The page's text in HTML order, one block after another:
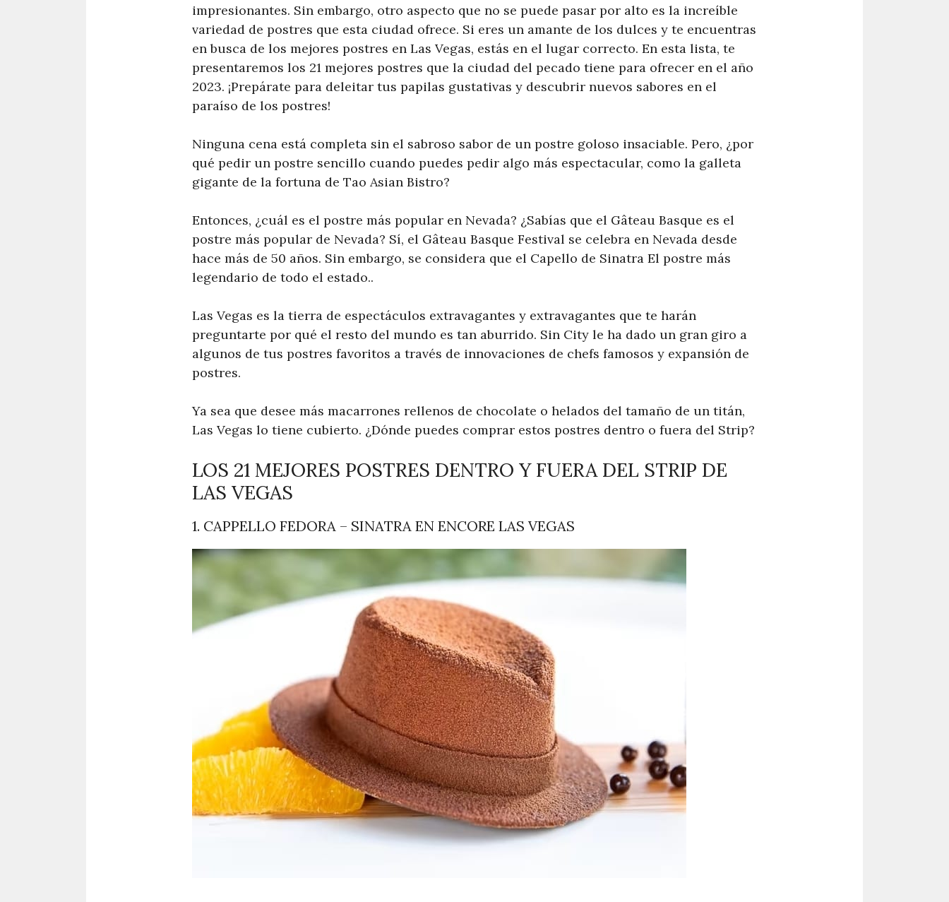
impresionantes. Sin embargo, otro aspecto que no se puede pasar por alto es la increíble
variedad de postres que esta ciudad ofrece. Si eres un amante de los dulces y te encuentras
en busca de los mejores postres en Las Vegas, estás en el lugar correcto. En esta lista, te
presentaremos los 21 mejores postres que la ciudad del pecado tiene para ofrecer en el año
2023. ¡Prepárate para deleitar tus papilas gustativas y descubrir nuevos sabores en el
paraíso de los postres!
Ninguna cena está completa sin el sabroso sabor de un postre goloso insaciable. Pero, ¿por
qué pedir un postre sencillo cuando puedes pedir algo más espectacular, como la galleta
gigante de la fortuna de Tao Asian Bistro?
Entonces, ¿cuál es el postre más popular en Nevada? ¿Sabías que el Gâteau Basque es el
postre más popular de Nevada? Sí, el Gâteau Basque Festival se celebra en Nevada desde
hace más de 50 años. Sin embargo, se considera que el Capello de Sinatra El postre más
legendario de todo el estado..
Las Vegas es la tierra de espectáculos extravagantes y extravagantes que te harán
preguntarte por qué el resto del mundo es tan aburrido. Sin City le ha dado un gran giro a
algunos de tus postres favoritos a través de innovaciones de chefs famosos y expansión de
postres.
Ya sea que desee más macarrones rellenos de chocolate o helados del tamaño de un titán,
Las Vegas lo tiene cubierto. ¿Dónde puedes comprar estos postres dentro o fuera del Strip?
LOS 21 MEJORES POSTRES DENTRO Y FUERA DEL STRIP DE
LAS VEGAS
1. CAPPELLO FEDORA – SINATRA EN ENCORE LAS VEGAS